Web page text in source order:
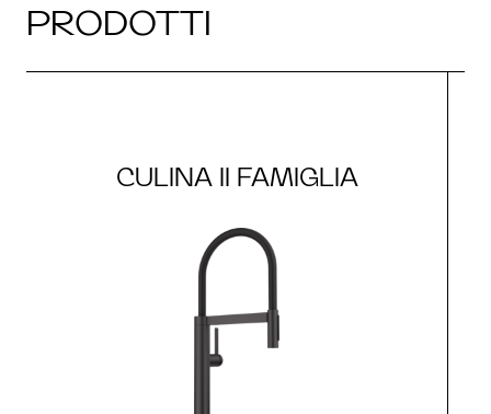
PRODOTTI
CULINA II FAMIGLIA